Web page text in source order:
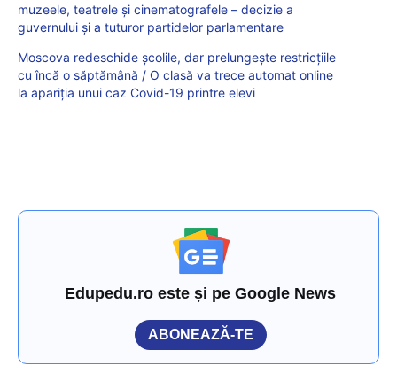
muzeele, teatrele și cinematografele – decizie a
guvernului și a tuturor partidelor parlamentare
Moscova redeschide şcolile, dar prelungeşte restricţiile
cu încă o săptămână / O clasă va trece automat online
la apariția unui caz Covid-19 printre elevi
Edupedu.ro este și pe Google News
ABONEAZĂ-TE